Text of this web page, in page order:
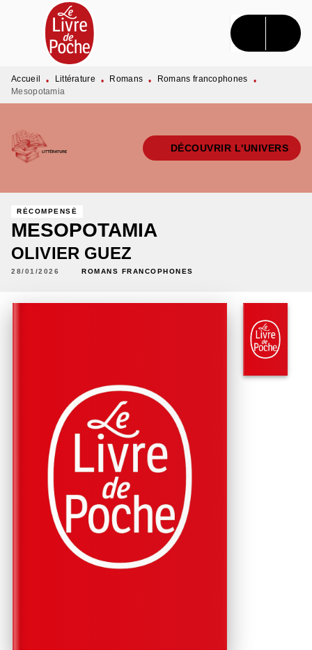
MENU RECHERCHE CONTENU
PIED DE PAGE
Accueil • Littérature • Romans • Romans francophones
•
Mesopotamia
DÉCOUVRIR L'UNIVERS
RÉCOMPENSÉ
MESOPOTAMIA
OLIVIER GUEZ
28/01/2026 ROMANS FRANCOPHONES